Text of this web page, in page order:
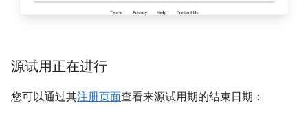
源试用正在进行
您可以通过其注册页面查看来源试用期的结束日期：